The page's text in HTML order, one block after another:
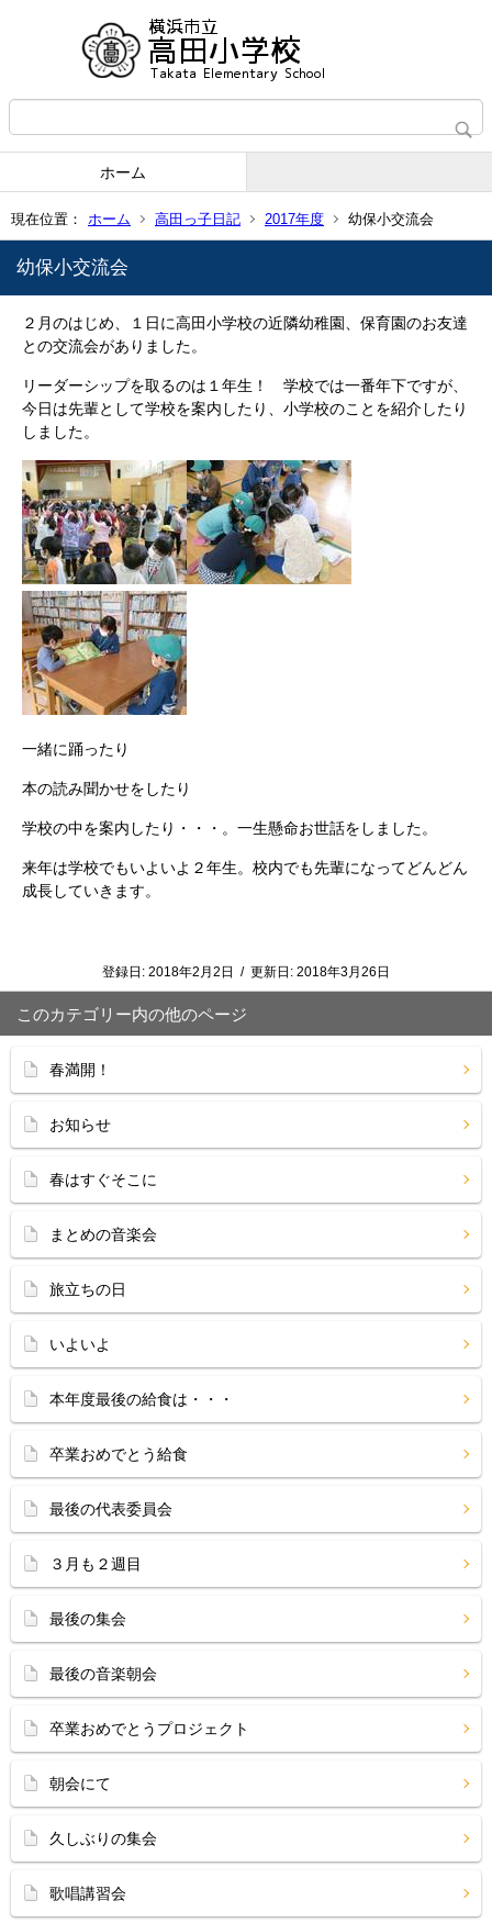
ホーム
現在位置： ホーム 高田っ子日記 2017年度 幼保小交流会
幼保小交流会
２月のはじめ、１日に高田小学校の近隣幼稚園、保育園のお友達
との交流会がありました。
リーダーシップを取るのは１年生！ 学校では一番年下ですが、
今日は先輩として学校を案内したり、小学校のことを紹介したり
しました。
一緒に踊ったり
本の読み聞かせをしたり
学校の中を案内したり・・・。一生懸命お世話をしました。
来年は学校でもいよいよ２年生。校内でも先輩になってどんどん
成長していきます。
登録日: 2018年2月2日 / 更新日: 2018年3月26日
このカテゴリー内の他のページ
春満開！
お知らせ
春はすぐそこに
まとめの音楽会
旅立ちの日
いよいよ
本年度最後の給食は・・・
卒業おめでとう給食
最後の代表委員会
３月も２週目
最後の集会
最後の音楽朝会
卒業おめでとうプロジェクト
朝会にて
久しぶりの集会
歌唱講習会